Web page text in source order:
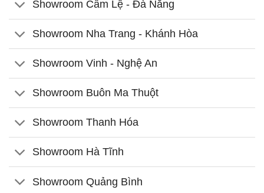
Showroom Cẩm Lệ - Đà Nẵng
Showroom Nha Trang - Khánh Hòa
Showroom Vinh - Nghệ An
Showroom Buôn Ma Thuột
Showroom Thanh Hóa
Showroom Hà Tĩnh
Showroom Quảng Bình